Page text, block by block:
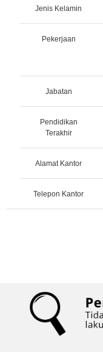
Jenis Kelamin
Pekerjaan
Jabatan
Pendidikan
Terakhir
Alamat Kantor
Telepon Kantor